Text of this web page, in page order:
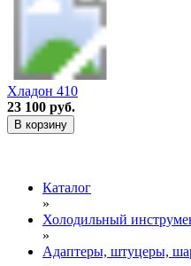
Хладон 410
23 100 руб.
В корзину
Каталог
»
Холодильный
»
Адаптеры, штуцеры,